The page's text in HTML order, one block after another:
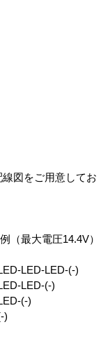
図をご用意してお
（最大電圧14.4V）
LED-LED-(-)
LED-(-)
(-)
)